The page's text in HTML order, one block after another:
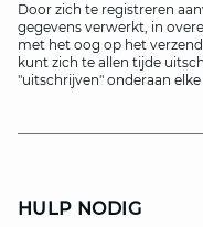
Door zich te registreren
gegevens verwerkt, in
met het oog op het
kunt zich te allen tijde
"uitschrijven" onderaan
HULP NODIG